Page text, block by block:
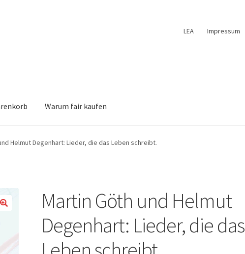
LEA Impressum
Warum fair kaufen
Helmut Degenhart: Lieder, die das Leben schreibt.
Martin Göth und Helmut
Degenhart: Lieder, die das